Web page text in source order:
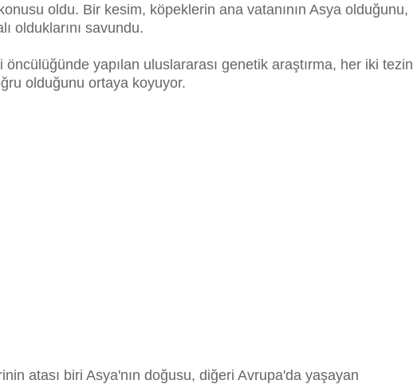
oldu. Bir kesim, köpeklerin ana vatanının Asya olduğunu,
olduklarını savundu.
yapılan uluslararası genetik araştırma, her iki tezin
olduğunu ortaya koyuyor.
atası biri Asya'nın doğusu, diğeri Avrupa'da yaşayan